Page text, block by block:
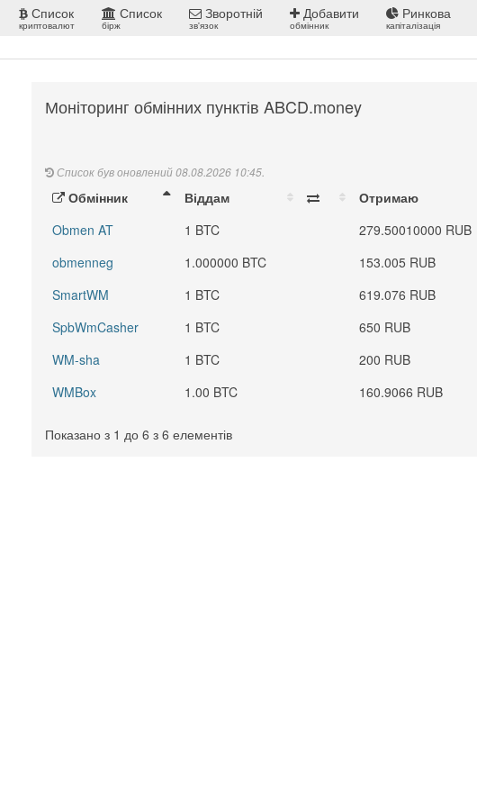
Список
криптовалют
Список
бірж
Зворотній
зв'язок
Добавити
обмінник
Ринкова
капіталізація
Моніторинг обмінних пунктів ABCD.money
Список був оновлений 08.08.2026 10:45.
Обмінник Віддам Отримаю
Obmen AT
1 BTC 279.50010000 RUB
obmenneg
1.000000 BTC 153.005 RUB
SmartWM
1 BTC 619.076 RUB
SpbWmCasher
1 BTC 650 RUB
WM-sha
1 BTC 200 RUB
WMBox
1.00 BTC 160.9066 RUB
Показано з 1 до 6 з 6 елементів